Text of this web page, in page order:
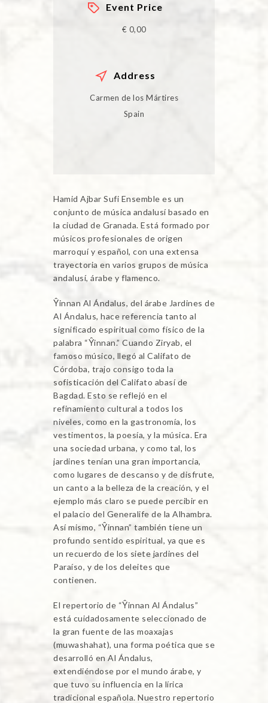
Event Price
€ 0,00
Address
Carmen de los Mártires
Spain
Hamid Ajbar Sufi Ensemble es un
conjunto de música andalusí basado en
la ciudad de Granada. Está formado por
músicos profesionales de origen
marroquí y español, con una extensa
trayectoria en varios grupos de música
andalusí, árabe y flamenco.
Ŷinnan Al Ándalus, del árabe Jardines de
Al Ándalus, hace referencia tanto al
significado espiritual como físico de la
palabra “Ŷinnan.” Cuando Ziryab, el
famoso músico, llegó al Califato de
Córdoba, trajo consigo toda la
sofisticación del Califato abasí de
Bagdad. Esto se reflejó en el
refinamiento cultural a todos los
niveles, como en la gastronomía, los
vestimentos, la poesía, y la música. Era
una sociedad urbana, y como tal, los
jardines tenían una gran importancia,
como lugares de descanso y de disfrute,
un canto a la belleza de la creación, y el
ejemplo más claro se puede percibir en
el palacio del Generalife de la Alhambra.
Así mismo, “Ŷinnan” también tiene un
profundo sentido espiritual, ya que es
un recuerdo de los siete jardines del
Paraíso, y de los deleites que
contienen.
El repertorio de “Ŷinnan Al Ándalus”
está cuidadosamente seleccionado de
la gran fuente de las moaxajas
(muwashahat), una forma poética que se
desarrolló en Al Ándalus,
extendiéndose por el mundo árabe, y
que tuvo su influencia en la lírica
tradicional española. Nuestro repertorio